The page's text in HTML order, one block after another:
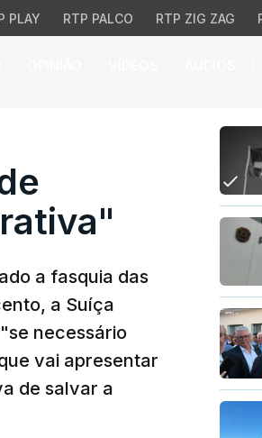
PLAY RTP PALCO RTP ZIG ZAG
com
a fasquia das
a Suíça
necessário
vai apresentar
de salvar a